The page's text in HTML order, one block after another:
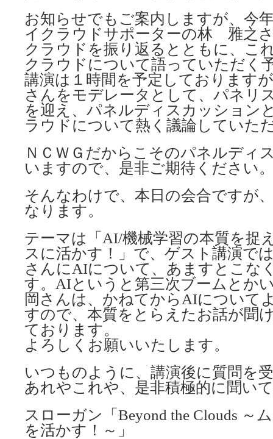
お知らせでもご案内しますが、今
イクラウドサポーターの林 雅之
クラウドを振り返るとともに、こ
クラウドについて語っていただく
講演は１時間を予定しております
さんをモデレータとして、パネリ
を迎え、パネルディスカッション
ラウドについて熱く議論していた
ＮＣＷＧだからこそのパネルディ
いますので、是非ご期待ください
そんなわけで、本日の会合ですが
なります。
テーマは「AI/機械学習の本質を捉
スに活かす！」で、ゲスト講演で
さんにAIについて、あますとこな
す。AIというと第三次ブームとか
岡さんは、かねてからAIについて
すので、本質をとらえたお話が聞
ております。
よろしくお願いいたします。
いつものように、講演後に質問を
あれやこれや、是非積極的に聞い
スローガン「Beyond the Clouds ～
を活かす！～」